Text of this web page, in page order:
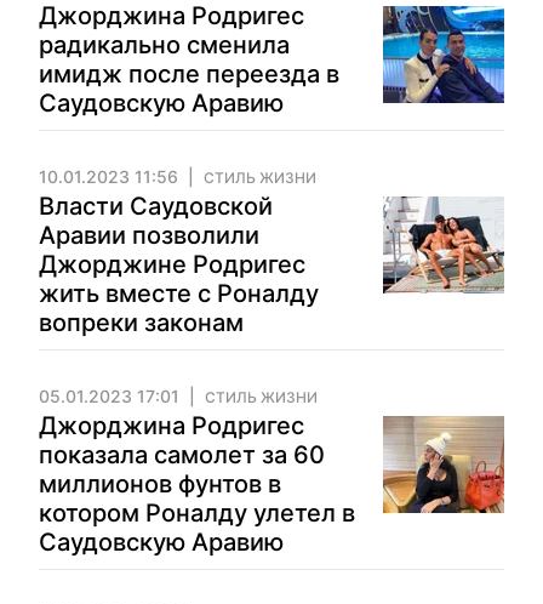
Джорджина Родригес
радикально сменила
имидж после переезда в
Саудовскую Аравию
10.01.2023 11:56 СТИЛЬ ЖИЗНИ
Власти Саудовской
Аравии позволили
Джорджине Родригес
жить вместе с Роналду
вопреки законам
05.01.2023 17:01 СТИЛЬ ЖИЗНИ
Джорджина Родригес
показала самолет за 60
миллионов фунтов в
котором Роналду улетел в
Саудовскую Аравию